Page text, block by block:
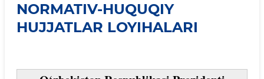
NORMATIV-HUQUQIY
HUJJATLAR LOYIHALARI